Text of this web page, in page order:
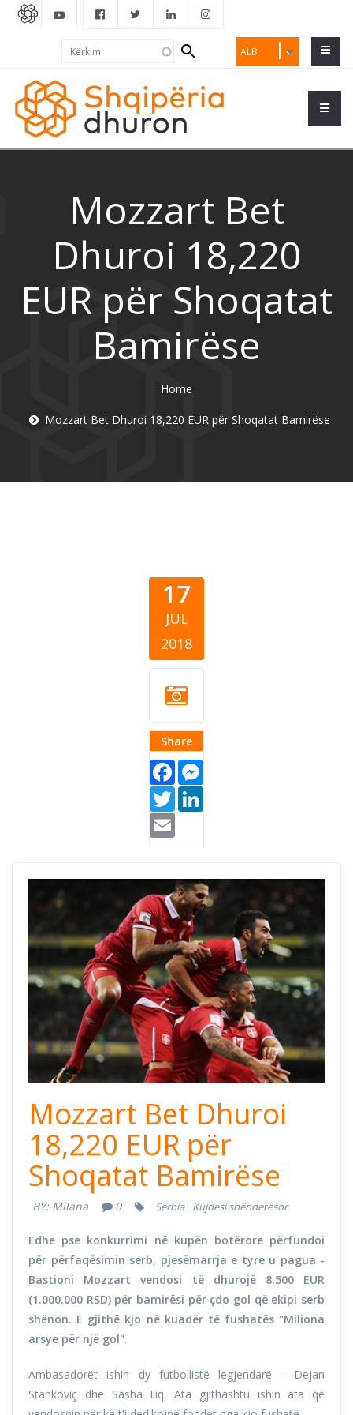
ALB
Search
form
Mozzart Bet
Dhuroi 18,220
EUR për Shoqatat
Bamirëse
Home
Mozzart Bet Dhuroi 18,220 EUR për Shoqatat Bamirëse
17
JUL
2018
Share
Facebook
Twitter
Serbia goal
world cup
2018.jpeg
Mozzart Bet Dhuroi
18,220 EUR për
Shoqatat Bamirëse
BY: Milana 0 Serbia Kujdesi shëndetësor
Edhe pse konkurrimi në kupën botërore përfundoi
për përfaqësimin serb, pjesëmarrja e tyre u pagua -
Bastioni Mozzart vendosi të dhurojë 8.500 EUR
(1.000.000 RSD) për bamirësi për çdo gol që ekipi serb
shënon. E gjithë kjo në kuadër të fushatës "Miliona
arsye për një gol".
Ambasadorët ishin dy futbollistë legjendarë - Dejan
Stankoviç dhe Sasha Iliq. Ata gjithashtu ishin ata që